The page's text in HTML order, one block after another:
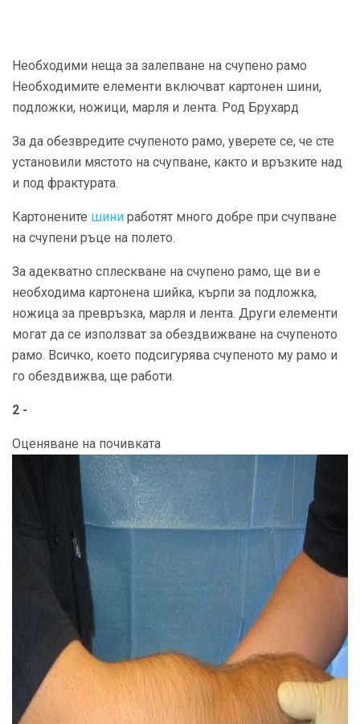
Необходими неща за залепване на счупено рамо
Необходимите елементи включват картонен шини,
подложки, ножици, марля и лента. Род Брухард
За да обезвредите счупеното рамо, уверете се, че сте
установили мястото на счупване, както и връзките над
и под фрактурата.
Картонените шини работят много добре при счупване
на счупени ръце на полето.
За адекватно сплескване на счупено рамо, ще ви е
необходима картонена шийка, кърпи за подложка,
ножица за превръзка, марля и лента. Други елементи
могат да се използват за обездвижване на счупеното
рамо. Всичко, което подсигурява счупеното му рамо и
го обездвижва, ще работи.
2 -
Оценяване на почивката